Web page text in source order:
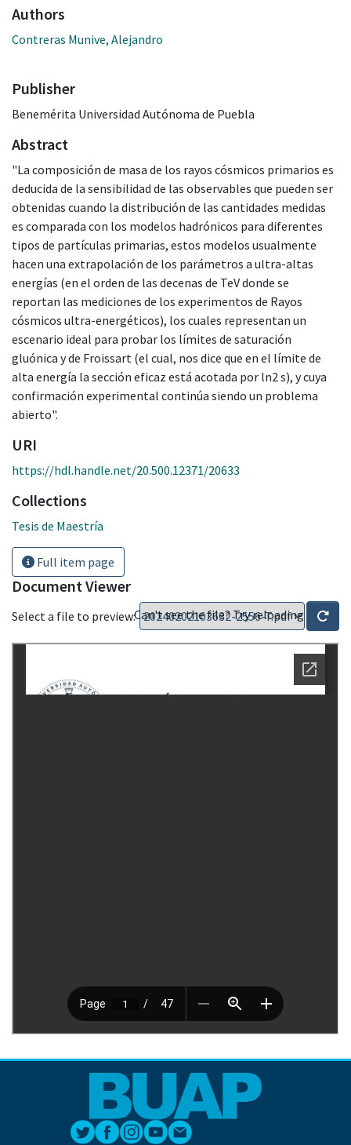
Authors
Contreras Munive, Alejandro
Publisher
Benemérita Universidad Autónoma de Puebla
Abstract
"La composición de masa de los rayos cósmicos primarios es
deducida de la sensibilidad de las observables que pueden ser
obtenidas cuando la distribución de las cantidades medidas
es comparada con los modelos hadrónicos para diferentes
tipos de partículas primarias, estos modelos usualmente
hacen una extrapolación de los parámetros a ultra-altas
energías (en el orden de las decenas de TeV donde se
reportan las mediciones de los experimentos de Rayos
cósmicos ultra-energéticos), los cuales representan un
escenario ideal para probar los límites de saturación
gluónica y de Froissart (el cual, nos dice que en el límite de
alta energía la sección eficaz está acotada por ln2 s), y cuya
confirmación experimental continúa siendo un problema
abierto".
URI
https://hdl.handle.net/20.500.12371/20633
Collections
Tesis de Maestría
Full item page
Document Viewer
Select a file to preview:Can't see the file? Try reloading